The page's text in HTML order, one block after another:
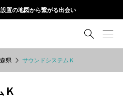
置の地図から繋がる出会い

県 サウンドシステムＫ
Ｋ